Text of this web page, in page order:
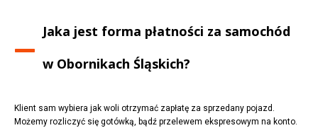
Jaka jest forma płatności za samochód
w Obornikach Śląskich?
Klient sam wybiera jak woli otrzymać zapłatę za sprzedany pojazd.
Możemy rozliczyć się gotówką, bądź przelewem ekspresowym na konto.